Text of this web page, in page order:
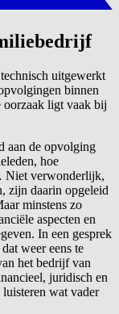
uitgewerkt
binnen
oorzaak ligt vaak bij
aan de opvolging
hoe
Niet verwonderlijk,
zijn daarin opgeleid
minstens zo
aspecten en
In een gesprek
weer eens te
het bedrijf van
juridisch en
luisteren wat vader